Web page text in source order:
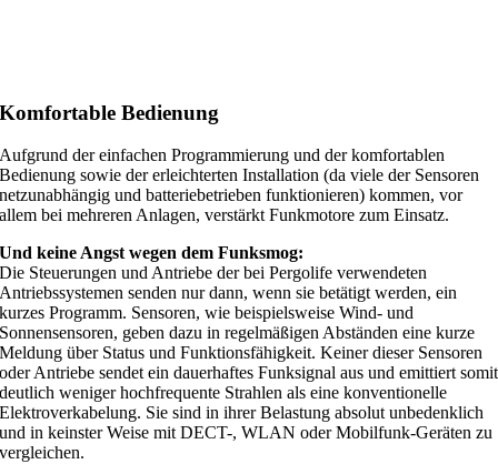
Komfortable Bedienung
Aufgrund der einfachen Programmierung und der komfortablen
Bedienung sowie der erleichterten Installation (da viele der Sensoren
netzunabhängig und batteriebetrieben funktionieren) kommen, vor
allem bei mehreren Anlagen, verstärkt Funkmotore zum Einsatz.
Und keine Angst wegen dem Funksmog:
Die Steuerungen und Antriebe der bei Pergolife verwendeten
Antriebssystemen senden nur dann, wenn sie betätigt werden, ein
kurzes Programm. Sensoren, wie beispielsweise Wind- und
Sonnensensoren, geben dazu in regelmäßigen Abständen eine kurze
Meldung über Status und Funktionsfähigkeit. Keiner dieser Sensoren
oder Antriebe sendet ein dauerhaftes Funksignal aus und emittiert somit
deutlich weniger hochfrequente Strahlen als eine konventionelle
Elektroverkabelung. Sie sind in ihrer Belastung absolut unbedenklich
und in keinster Weise mit DECT-, WLAN oder Mobilfunk-Geräten zu
vergleichen.